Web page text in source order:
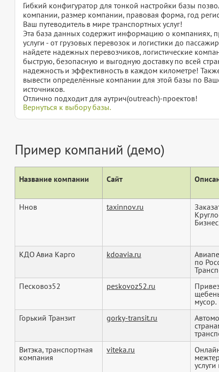
Гибкий конфигуратор для тонкой настройки базы
компании, размер компании, правовая форма, год
Ваш путеводитель в мире транспортных услуг!
Эта база данных содержит информацию о компаниях,
услуги - от грузовых перевозок и логистики до
найдете надежных перевозчиков, логистические
быструю, безопасную и выгодную доставку по всей
надежность и эффективность в каждом километре!
вывести определённые компании для этой базы по
источников.
Отлично подходит для аутрич(outreach)-проектов!
Вернуться к выбору базы.
Пример компаний (демо)
Название компании Сайт
Ннов taxinnov.ru
КДО Авиа Карго kdoavia.ru
по
Песковоз52
peskovoz52.ru
мусор.
Горький Транзит
gorky-transit.ru
Витэка, транспортная
компания
viteka.ru